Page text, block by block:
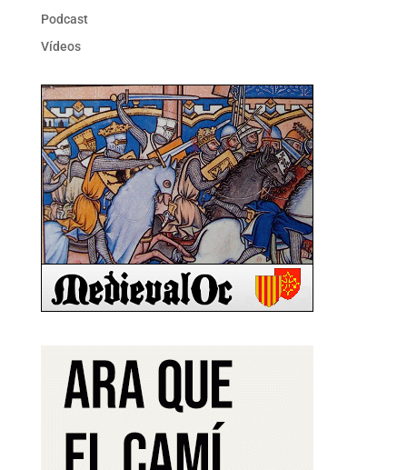
Podcast
Vídeos